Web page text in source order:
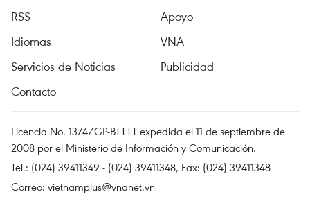
RSS
Apoyo
Idiomas
VNA
Servicios de Noticias
Publicidad
Contacto
Licencia No. 1374/GP-BTTTT expedida el 11 de septiembre de
2008 por el Ministerio de Información y Comunicación.
Tel.: (024) 39411349 - (024) 39411348, Fax: (024) 39411348
Correo: vietnamplus@vnanet.vn